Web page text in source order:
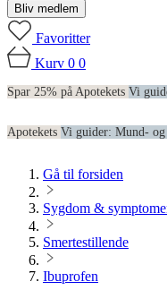
Bliv medlem
Favoritter
Kurv 0 0
Spar 25% på Apotekets Vi
Apotekets Vi guider: Mund- og
Gå til forsiden
Sygdom &
Smertestillende
Ibuprofen